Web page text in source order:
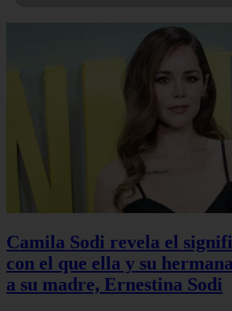
Camila Sodi revela el
con el que ella y su
a su madre, Ernestina Sodi